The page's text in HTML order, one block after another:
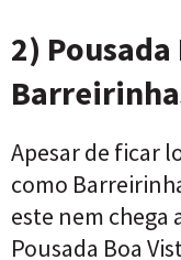
2) Pousada
Apesar de ficar
como
este nem chega
Pousada Boa